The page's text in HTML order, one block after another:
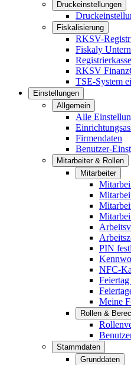
Druckeinstellungen
Fiskalisierung
RKSV-
Fiskaly
RKSV
TSE-System
Einstellungen
Allgemein
Alle
Firmendaten
Benutzer-
Mitarbeiter & Rollen
Mitarbeiter
PIN
NFC-
Meine
Rollen &
Stammdaten
Grunddaten